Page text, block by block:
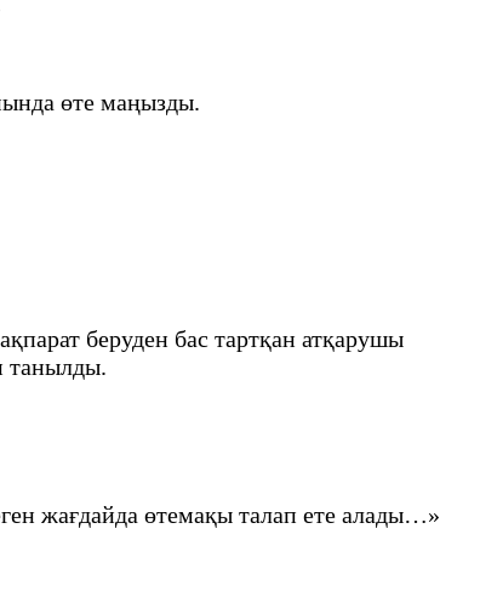
өте маңызды.
беруден бас тартқан атқарушы
танылды.
жағдайда өтемақы талап ете алады…»